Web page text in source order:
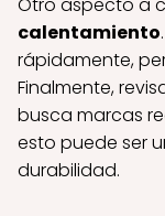
calentamiento
rápidamente,
Finalmente,
busca marcas
esto puede ser
durabilidad.